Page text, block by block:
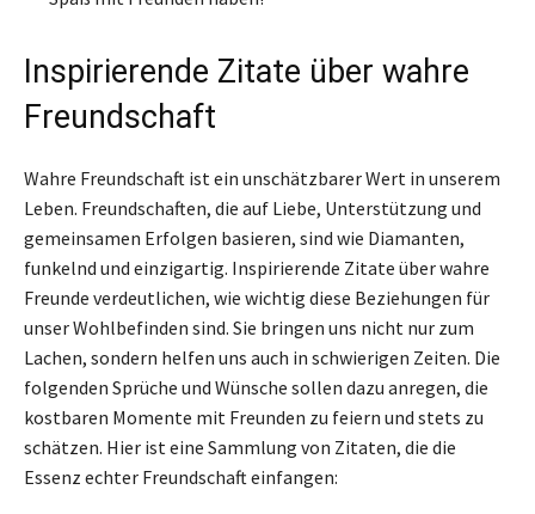
Inspirierende Zitate über wahre
Freundschaft
Wahre Freundschaft ist ein unschätzbarer Wert in unserem
Leben. Freundschaften, die auf Liebe, Unterstützung und
gemeinsamen Erfolgen basieren, sind wie Diamanten,
funkelnd und einzigartig. Inspirierende Zitate über wahre
Freunde verdeutlichen, wie wichtig diese Beziehungen für
unser Wohlbefinden sind. Sie bringen uns nicht nur zum
Lachen, sondern helfen uns auch in schwierigen Zeiten. Die
folgenden Sprüche und Wünsche sollen dazu anregen, die
kostbaren Momente mit Freunden zu feiern und stets zu
schätzen. Hier ist eine Sammlung von Zitaten, die die
Essenz echter Freundschaft einfangen: